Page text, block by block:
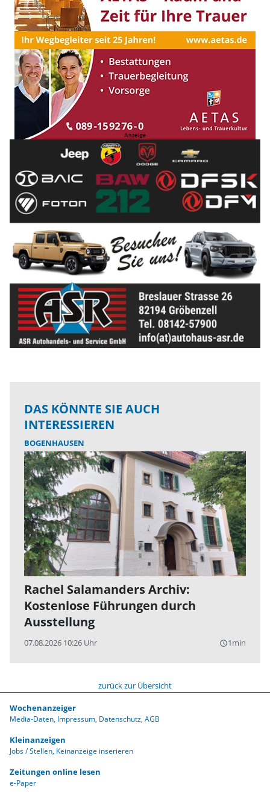
DAS KÖNNTE SIE AUCH
INTERESSIEREN
BOGENHAUSEN
Rachel Salamanders Archiv:
Kostenlose Führungen durch
Ausstellung
07.08.2026 10:26 Uhr query_builder1min
zurück zur Übersicht
Wochenanzeiger
Media-Daten Impressum Datenschutz AGB
Kleinanzeigen
Jobs / Stellen Keinanzeige inserieren
Zeitungen online lesen
e-Paper